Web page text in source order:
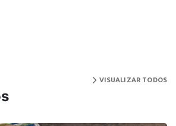
VISUALIZAR TODOS